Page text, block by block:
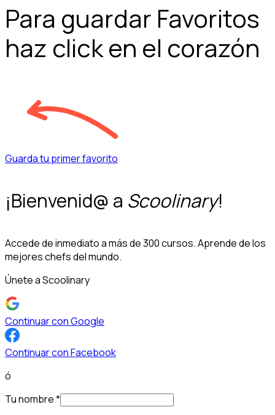
Para guardar Favoritos
haz click en el corazón
Guarda tu primer favorito
¡Bienvenid@ a Scoolinary!
Accede de inmediato a más de 300 cursos. Aprende de los
mejores chefs del mundo.
Únete a Scoolinary
Continuar con Google
Continuar con Facebook
ó
Tu nombre*